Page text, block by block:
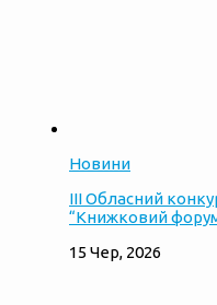
Новини
ІІІ Обласний
“Книжковий
15 Чер, 2026